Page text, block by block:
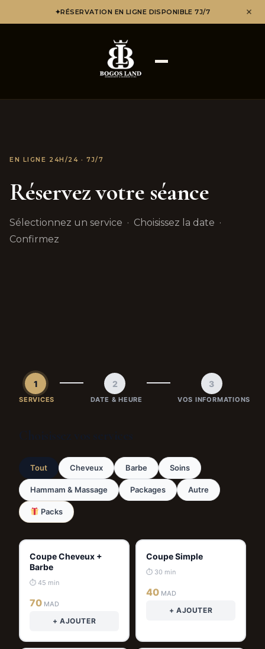
✦RÉSERVATION EN LIGNE DISPONIBLE 7J/7
EN LIGNE 24H/24 · 7J/7
Réservez votre séance
Sélectionnez un service · Choisissez la date ·
Confirmez
1
SERVICES
2
DATE & HEURE
3
VOS INFORMATIONS
Tout Cheveux Barbe Soins
Hammam & Massage Packages Autre
Packs
Coupe Cheveux +
Barbe
⏱ 45 min
70 MAD
+ AJOUTER
Coupe Simple
⏱ 30 min
40 MAD
+ AJOUTER